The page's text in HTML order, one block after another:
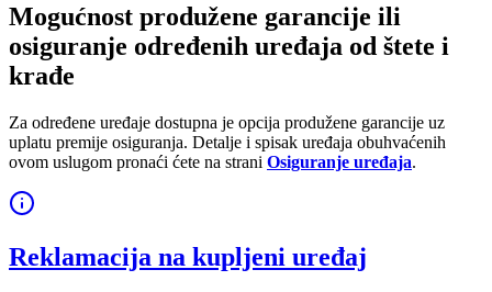
Mogućnost produžene garancije ili
osiguranje određenih uređaja od štete i
krađe
Za određene uređaje dostupna je opcija produžene garancije uz
uplatu premije osiguranja. Detalje i spisak uređaja obuhvaćenih
ovom uslugom pronaći ćete na strani Osiguranje uređaja.
Reklamacija na kupljeni uređaj